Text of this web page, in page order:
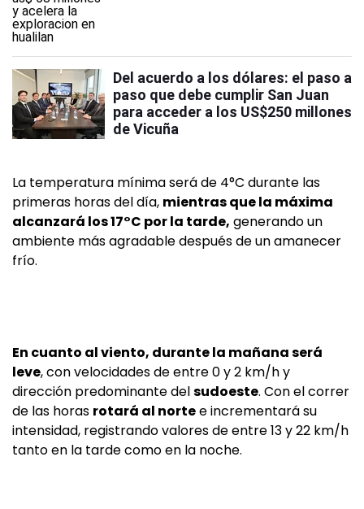
Del acuerdo a los dólares: el paso a
paso que debe cumplir San Juan
para acceder a los US$250 millones
de Vicuña
La temperatura mínima será de 4°C durante las
primeras horas del día, mientras que la máxima
alcanzará los 17°C por la tarde, generando un
ambiente más agradable después de un amanecer
frío.
En cuanto al viento, durante la mañana será
leve, con velocidades de entre 0 y 2 km/h y
dirección predominante delsudoeste. Con el correr
de las horas rotará al nortee incrementará su
intensidad, registrando valores de entre 13 y 22 km/h
tanto en la tarde como en la noche.